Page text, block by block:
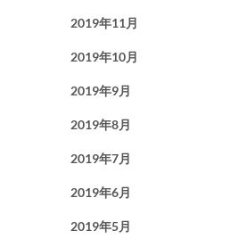
2019年11月
2019年10月
2019年9月
2019年8月
2019年7月
2019年6月
2019年5月